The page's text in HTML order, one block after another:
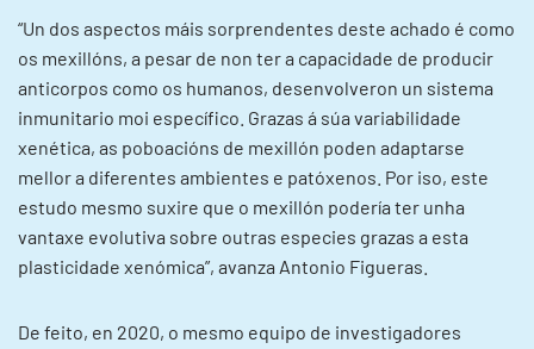
“Un dos aspectos máis sorprendentes deste achado é como
os mexillóns, a pesar de non ter a capacidade de producir
anticorpos como os humanos, desenvolveron un sistema
inmunitario moi específico. Grazas á súa variabilidade
xenética, as poboacións de mexillón poden adaptarse
mellor a diferentes ambientes e patóxenos. Por iso, este
estudo mesmo suxire que o mexillón podería ter unha
vantaxe evolutiva sobre outras especies grazas a esta
plasticidade xenómica”, avanza Antonio Figueras.
De feito, en 2020, o mesmo equipo de investigadores